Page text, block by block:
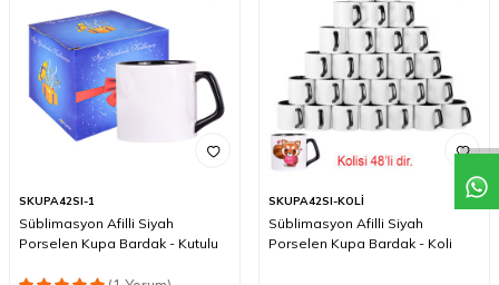
SKUPA42SI-1
Süblimasyon Afilli Siyah
Porselen Kupa Bardak - Kutulu
SKUPA42SI-KOLİ
Süblimasyon Afilli Siyah
Porselen Kupa Bardak - Koli